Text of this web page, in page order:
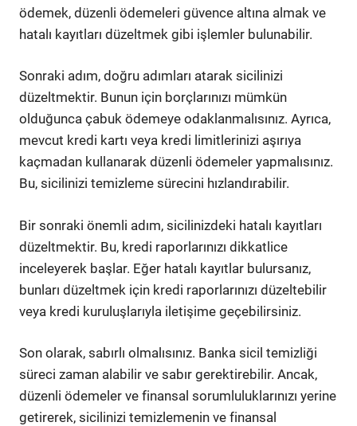
ödemek, düzenli ödemeleri güvence altına almak ve
hatalı kayıtları düzeltmek gibi işlemler bulunabilir.
Sonraki adım, doğru adımları atarak sicilinizi
düzeltmektir. Bunun için borçlarınızı mümkün
olduğunca çabuk ödemeye odaklanmalısınız. Ayrıca,
mevcut kredi kartı veya kredi limitlerinizi aşırıya
kaçmadan kullanarak düzenli ödemeler yapmalısınız.
Bu, sicilinizi temizleme sürecini hızlandırabilir.
Bir sonraki önemli adım, sicilinizdeki hatalı kayıtları
düzeltmektir. Bu, kredi raporlarınızı dikkatlice
inceleyerek başlar. Eğer hatalı kayıtlar bulursanız,
bunları düzeltmek için kredi raporlarınızı düzeltebilir
veya kredi kuruluşlarıyla iletişime geçebilirsiniz.
Son olarak, sabırlı olmalısınız. Banka sicil temizliği
süreci zaman alabilir ve sabır gerektirebilir. Ancak,
düzenli ödemeler ve finansal sorumluluklarınızı yerine
getirerek, sicilinizi temizlemenin ve finansal